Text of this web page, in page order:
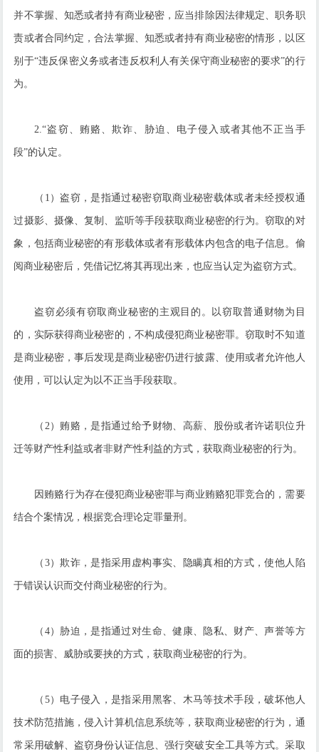
并不掌握、知悉或者持有商业秘密，应当排除因法律规定、职务职
责或者合同约定，合法掌握、知悉或者持有商业秘密的情形，以区
别于“违反保密义务或者违反权利人有关保守商业秘密的要求”的行
为。
2.“盗窃、贿赂、欺诈、胁迫、电子侵入或者其他不正当手
段”的认定。
（1）盗窃，是指通过秘密窃取商业秘密载体或者未经授权通
过摄影、摄像、复制、监听等手段获取商业秘密的行为。窃取的对
象，包括商业秘密的有形载体或者有形载体内包含的电子信息。偷
阅商业秘密后，凭借记忆将其再现出来，也应当认定为盗窃方式。
盗窃必须有窃取商业秘密的主观目的。以窃取普通财物为目
的，实际获得商业秘密的，不构成侵犯商业秘密罪。窃取时不知道
是商业秘密，事后发现是商业秘密仍进行披露、使用或者允许他人
使用，可以认定为以不正当手段获取。
（2）贿赂，是指通过给予财物、高薪、股份或者许诺职位升
迁等财产性利益或者非财产性利益的方式，获取商业秘密的行为。
因贿赂行为存在侵犯商业秘密罪与商业贿赂犯罪竞合的，需要
结合个案情况，根据竞合理论定罪量刑。
（3）欺诈，是指采用虚构事实、隐瞒真相的方式，使他人陷
于错误认识而交付商业秘密的行为。
（4）胁迫，是指通过对生命、健康、隐私、财产、声誉等方
面的损害、威胁或要挟的方式，获取商业秘密的行为。
（5）电子侵入，是指采用黑客、木马等技术手段，破坏他人
技术防范措施，侵入计算机信息系统等，获取商业秘密的行为，通
常采用破解、盗窃身份认证信息、强行突破安全工具等方式。采取